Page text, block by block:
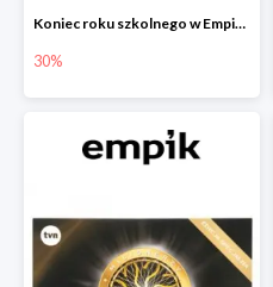
Koniec roku szkolnego w Empiku - prezenty dla dzieci i nauczycieli do -30%
30%